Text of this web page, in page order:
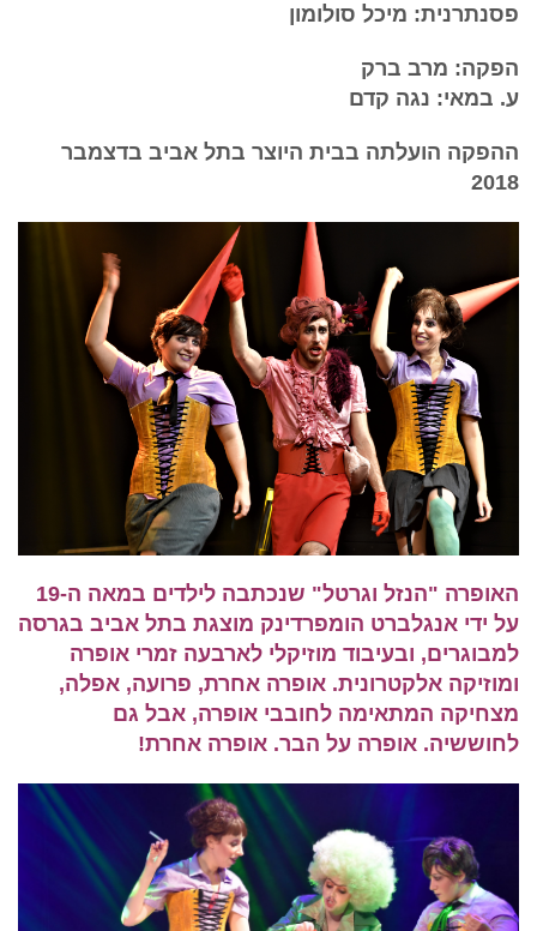
פסנתרנית: מיכל סולומון
הפקה: מרב ברק
ע. במאי: נגה קדם
ההפקה הועלתה בבית היוצר בתל אביב בדצמבר
2018
האופרה "הנזל וגרטל" שנכתבה לילדים במאה ה-19
על ידי אנגלברט הומפרדינק מוצגת בתל אביב בגרסה
למבוגרים, ובעיבוד מוזיקלי לארבעה זמרי אופרה
ומוזיקה אלקטרונית. אופרה אחרת, פרועה, אפלה,
מצחיקה המתאימה לחובבי אופרה, אבל גם
לחוששיה. אופרה על הבר. אופרה אחרת!